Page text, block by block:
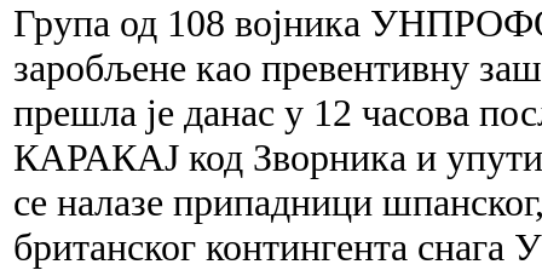
Група од 108 војника
заробљене као превентивну
прешла је данас у 12 часова
КАРАКАЈ код Зворника и
се налазе припадници
британског контингента снага